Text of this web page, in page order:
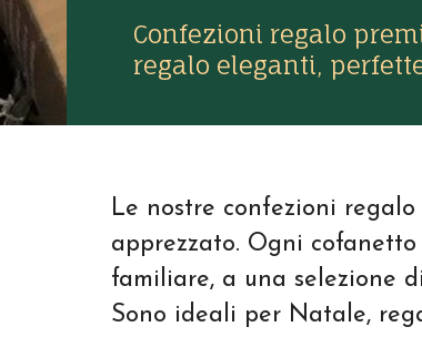
Confezioni regalo
regalo eleganti,
Le nostre confezioni
apprezzato. Ogni
familiare, a una selezione
Sono ideali per Natale,